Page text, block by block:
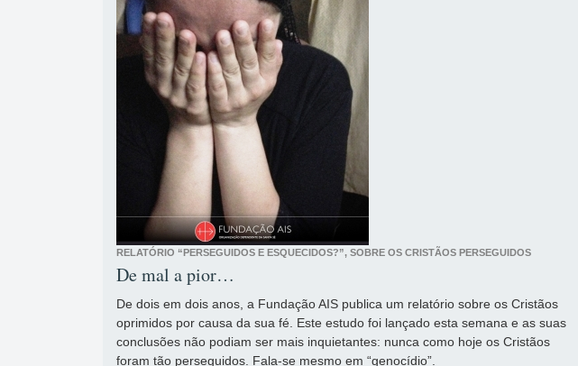
RELATÓRIO “PERSEGUIDOS E ESQUECIDOS?”, SOBRE OS CRISTÃOS PERSEGUIDOS
De mal a pior…
De dois em dois anos, a Fundação AIS publica um relatório sobre os Cristãos
oprimidos por causa da sua fé. Este estudo foi lançado esta semana e as suas
conclusões não podiam ser mais inquietantes: nunca como hoje os Cristãos
foram tão perseguidos. Fala-se mesmo em “genocídio”.